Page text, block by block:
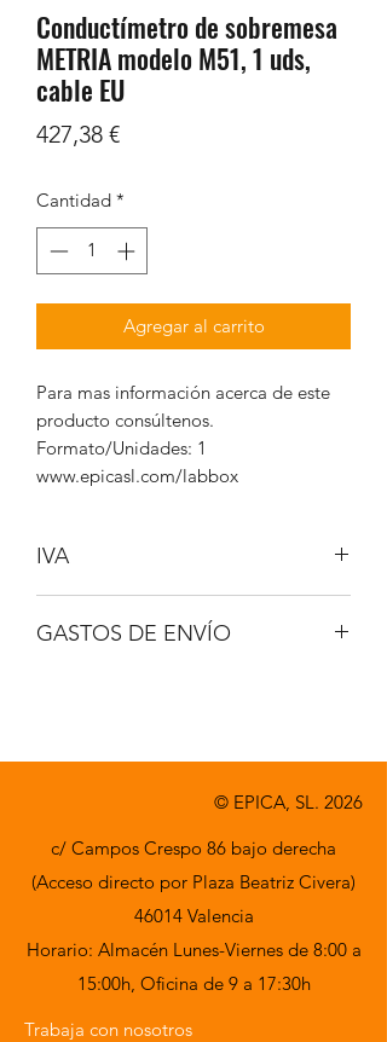
Conductímetro de sobremesa
METRIA modelo M51, 1 uds,
cable EU
427,38 €Precio
Cantidad *
Agregar al carrito
Para mas información acerca de este
producto consúltenos.
Formato/Unidades: 1
www.epicasl.com/labbox
IVA
GASTOS DE ENVÍO
© EPICA, SL. 2026
c/ Campos Crespo 86 bajo derecha
(Acceso directo por Plaza Beatriz Civera)
46014 Valencia
Horario: Almacén Lunes-Viernes de 8:00 a
15:00h, Oficina de 9 a 17:30h
Trabaja con nosotros